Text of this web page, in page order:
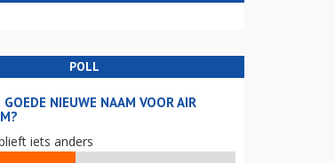
POLL
GOEDE NIEUWE NAAM VOOR AIR
iets anders